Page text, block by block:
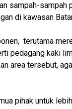
sampah-sampah
di kawasan
terutama
pedagang kaki
area tersebut,
pihak untuk